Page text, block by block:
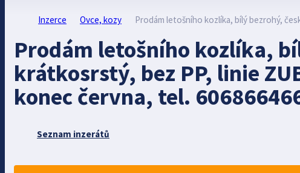
Inzerce Ovce, kozy Prodám letošního kozlíka, bílý bezrohý,
Prodám letošního kozlíka,
krátkosrstý, bez PP, linie
konec června, tel.
Seznam inzerátů